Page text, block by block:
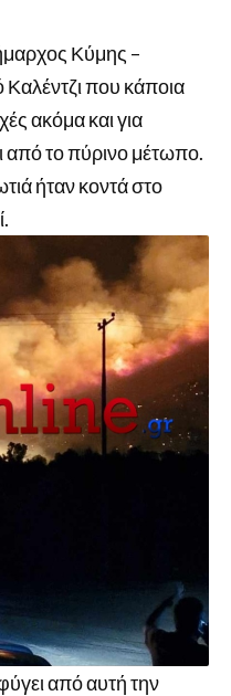
Κύμης –
Καλέντζι που κάποια
ακόμα και για
από το πύρινο μέτωπο.
ήταν κοντά στο
από αυτή την